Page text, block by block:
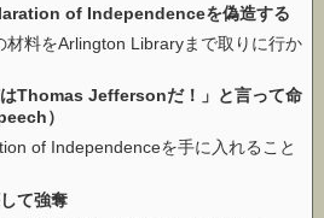
of Independenceを偽造する
材料をArlington Libraryまで取りに行か
はThomas Jeffersonだ！」と言って命
）
of Independenceを手に入れること
て強奪